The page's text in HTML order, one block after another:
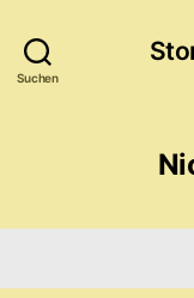
Suchen